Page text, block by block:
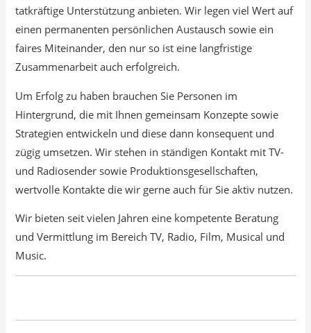
tatkräftige Unterstützung anbieten. Wir legen viel Wert auf
einen permanenten persönlichen Austausch sowie ein
faires Miteinander, den nur so ist eine langfristige
Zusammenarbeit auch erfolgreich.
Um Erfolg zu haben brauchen Sie Personen im
Hintergrund, die mit Ihnen gemeinsam Konzepte sowie
Strategien entwickeln und diese dann konsequent und
zügig umsetzen. Wir stehen in ständigen Kontakt mit TV-
und Radiosender sowie Produktionsgesellschaften,
wertvolle Kontakte die wir gerne auch für Sie aktiv nutzen.
Wir bieten seit vielen Jahren eine kompetente Beratung
und Vermittlung im Bereich TV, Radio, Film, Musical und
Music.